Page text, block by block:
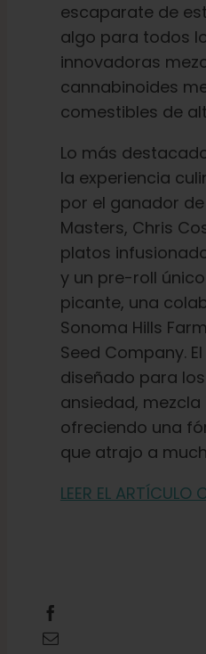
Español
Buscar:
escaparate de
algo para todos
innovadoras
cannabinoides
comestibles de
Lo más
la experiencia
por el ganador
Masters, Chris
platos
y un pre-roll
picante, una
Sonoma Hills
Seed Company.
diseñado para
ansiedad, mezcla
ofreciendo una
que atrajo a
LEER EL ARTÍCULO